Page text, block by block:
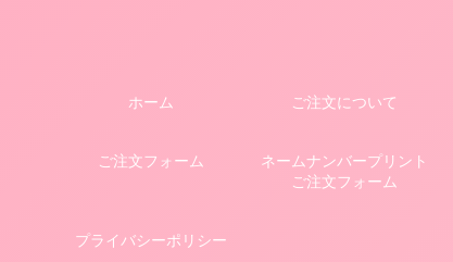
ホーム ご注文について
ご注文フォーム
ネームナンバープリント
ご注文フォーム
プライバシーポリシー